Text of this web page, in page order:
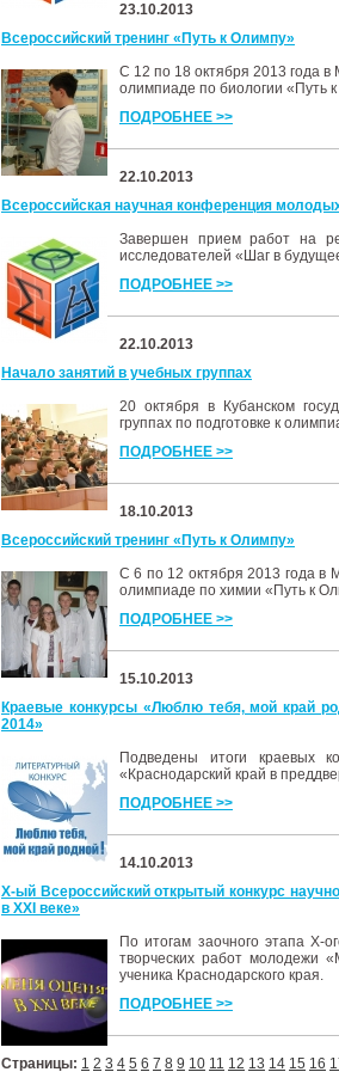
23.10.2013
Всероссийский тренинг «Путь к Олимпу»
С 12 по 18 октября 2013 года в
олимпиаде по биологии
ПОДРОБНЕЕ >>
22.10.2013
Всероссийская научная конференция
Завершен прием работ на
исследователей «Шаг в
ПОДРОБНЕЕ >>
22.10.2013
Начало занятий в учебных группах
20 октября в Кубанском
группах по подготовке к
ПОДРОБНЕЕ >>
18.10.2013
Всероссийский тренинг «Путь к Олимпу»
С 6 по 12 октября 2013 года в
олимпиаде по химии «Путь к
ПОДРОБНЕЕ >>
15.10.2013
Краевые конкурсы «Люблю тебя, мой край
2014»
Подведены итоги краевых
«Краснодарский край в
ПОДРОБНЕЕ >>
14.10.2013
X-ый Всероссийский открытый конкурс
в XXI веке»
По итогам заочного этапа X-
творческих работ молодежи
ученика Краснодарского края.
ПОДРОБНЕЕ >>
Страницы: 1 2 3 4 5 6 7 8 9 10 11 12 13 14 15 16